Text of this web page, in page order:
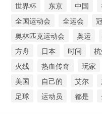
世界杯 东京 中国
全国运动会
全运会
奥林匹克运动会
奥运
方舟
日本 时间
火线
热血传奇 玩家
美国
自己的 艾尔
足球
运动员 都是